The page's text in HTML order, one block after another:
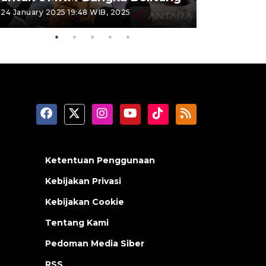
24 January 2025 19:48 WIB, 2025
Ketentuan Penggunaan
Kebijakan Privasi
Kebijakan Cookie
Tentang Kami
Pedoman Media Siber